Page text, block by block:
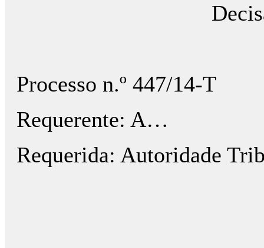
Processo n.º 447/14-T
Requerente: A…
Requerida: Autoridade